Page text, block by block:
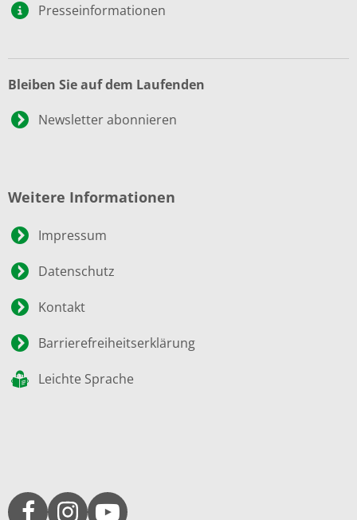
Presseinformationen
Bleiben Sie auf dem Laufenden
Newsletter abonnieren
Weitere Informationen
Impressum
Datenschutz
Kontakt
Barrierefreiheitserklärung
Leichte Sprache